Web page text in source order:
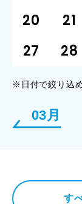
03月
20
21
27
28
※日付で絞り込
す